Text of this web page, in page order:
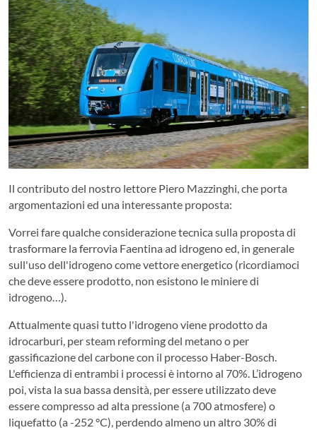
Il contributo del nostro lettore Piero Mazzinghi, che porta
argomentazioni ed una interessante proposta:
Vorrei fare qualche considerazione tecnica sulla proposta di
trasformare la ferrovia Faentina ad idrogeno ed, in generale
sull'uso dell'idrogeno come vettore energetico (ricordiamoci
che deve essere prodotto, non esistono le miniere di
idrogeno…).
Attualmente quasi tutto l'idrogeno viene prodotto da
idrocarburi, per steam reforming del metano o per
gassificazione del carbone con il processo Haber-Bosch.
L'efficienza di entrambi i processi è intorno al 70%. L’idrogeno
poi, vista la sua bassa densità, per essere utilizzato deve
essere compresso ad alta pressione (a 700 atmosfere) o
liquefatto (a -252 °C), perdendo almeno un altro 30% di